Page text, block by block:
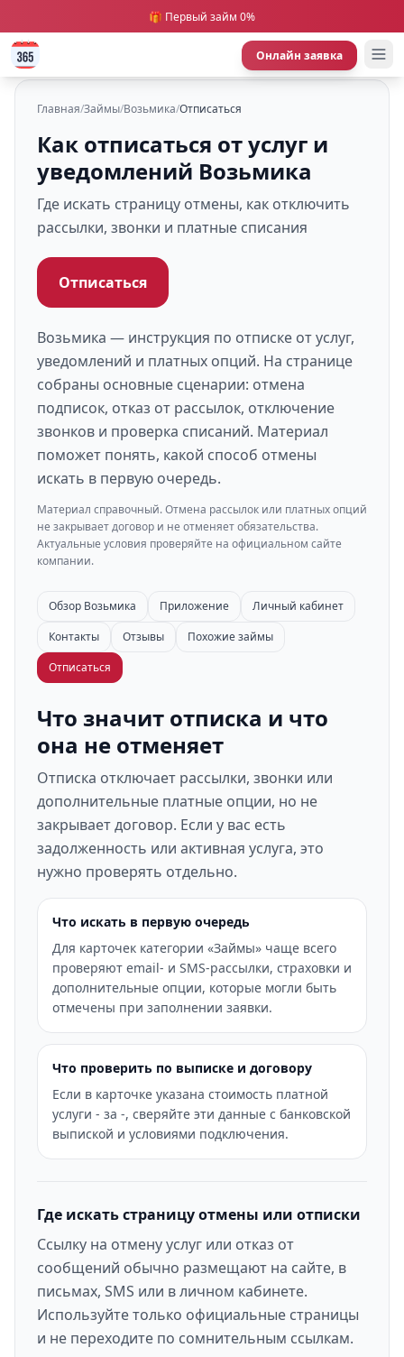
🎁 Первый займ 0%
Онлайн заявка
Главная/Займы/Возьмика/Отписаться
Как отписаться от услуг и
уведомлений Возьмика
Где искать страницу отмены, как отключить
рассылки, звонки и платные списания
Отписаться
Возьмика — инструкция по отписке от услуг,
уведомлений и платных опций. На странице
собраны основные сценарии: отмена
подписок, отказ от рассылок, отключение
звонков и проверка списаний. Материал
поможет понять, какой способ отмены
искать в первую очередь.
Материал справочный. Отмена рассылок или платных опций
не закрывает договор и не отменяет обязательства.
Актуальные условия проверяйте на официальном сайте
компании.
Обзор Возьмика Приложение
Личный кабинет
Контакты
Отзывы
Похожие займы
Отписаться
Что значит отписка и что
она не отменяет
Отписка отключает рассылки, звонки или
дополнительные платные опции, но не
закрывает договор. Если у вас есть
задолженность или активная услуга, это
нужно проверять отдельно.
Что искать в первую очередь
Для карточек категории «Займы» чаще всего
проверяют email- и SMS-рассылки, страховки и
дополнительные опции, которые могли быть
отмечены при заполнении заявки.
Что проверить по выписке и договору
Если в карточке указана стоимость платной
услуги - за -, сверяйте эти данные с банковской
выпиской и условиями подключения.
Где искать страницу отмены или отписки
Ссылку на отмену услуг или отказ от
сообщений обычно размещают на сайте, в
письмах, SMS или в личном кабинете.
Используйте только официальные страницы
и не переходите по сомнительным ссылкам.